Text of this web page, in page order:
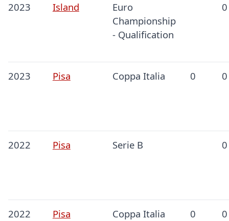
2023 Island
Euro
Championship
- Qualification
0
2023 Pisa Coppa Italia 0 0
2022 Pisa Serie B 0
2022 Pisa Coppa Italia 0 0